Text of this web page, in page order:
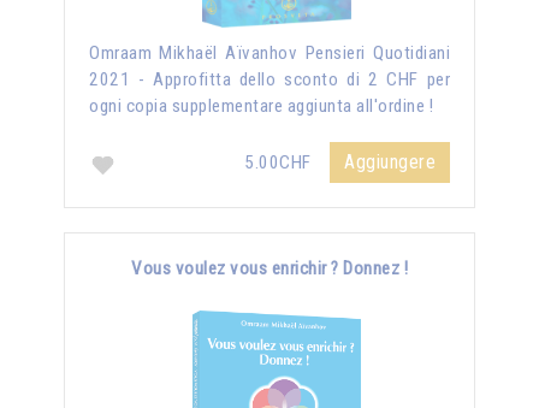
Omraam Mikhaël Aïvanhov Pensieri Quotidiani
2021 - Approfitta dello sconto di 2 CHF per
ogni copia supplementare aggiunta all'ordine !
5.00CHF Aggiungere
Vous voulez vous enrichir ? Donnez !